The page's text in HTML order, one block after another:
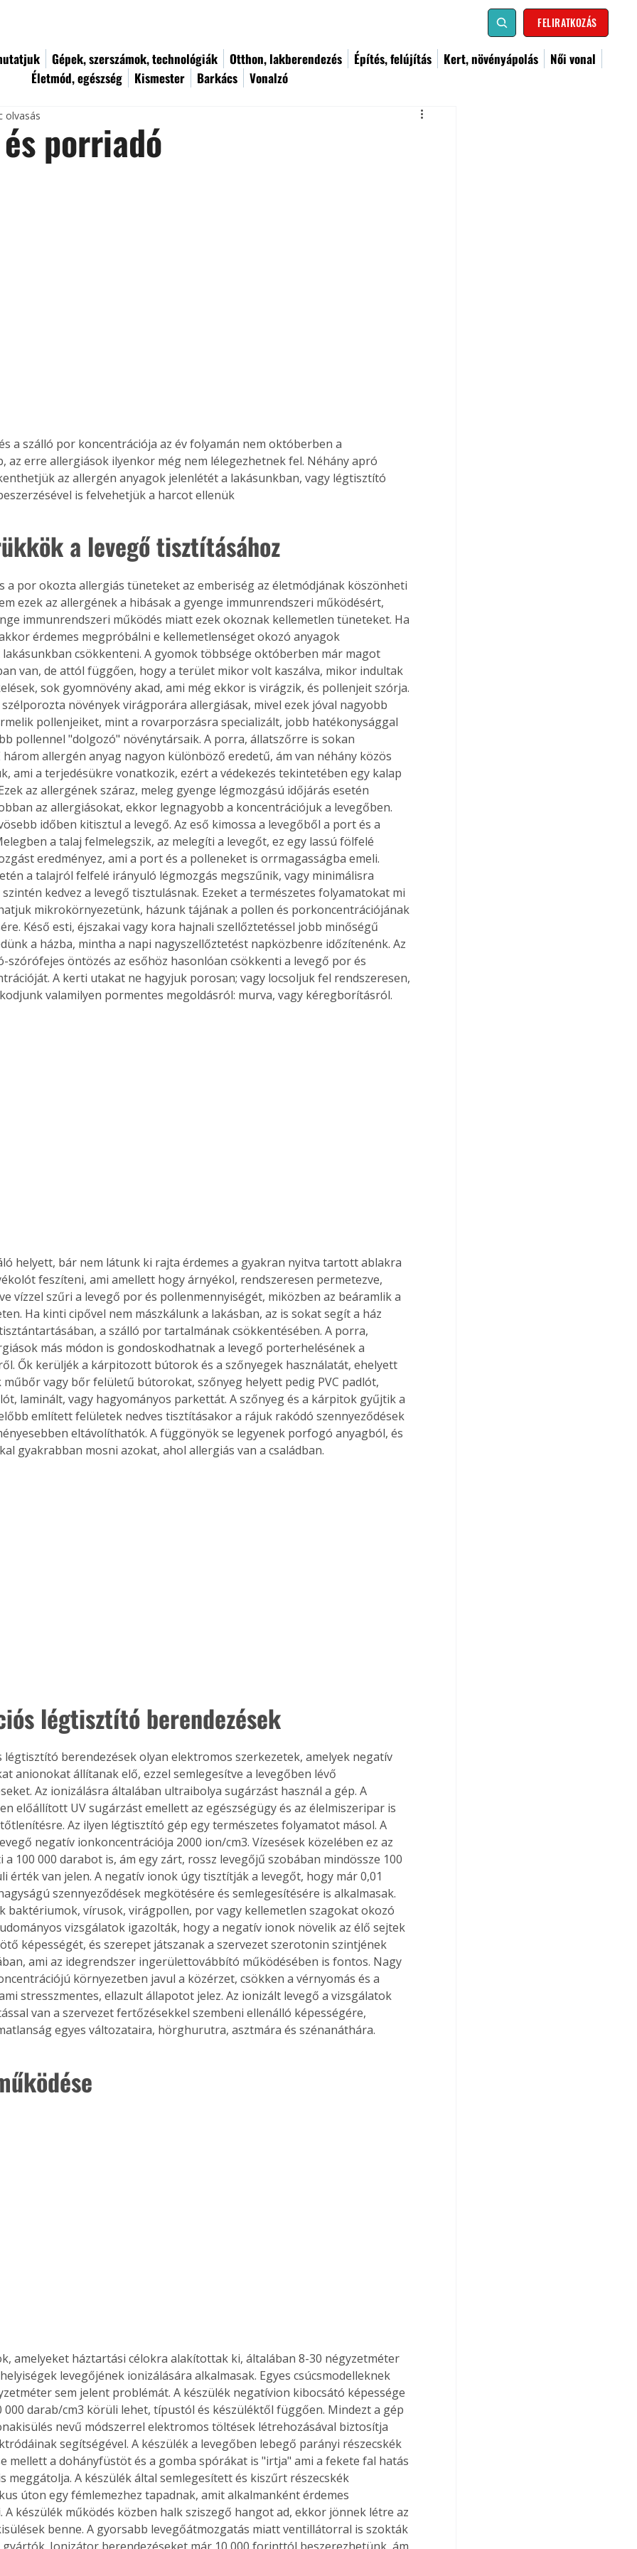
FELIRATKOZÁS
Gépek, szerszámok, technológiák Otthon, lakberendezés Építés, felújítás Kert, növényápolás
Női vonal
Életmód, egészség
Kismester Barkács Vonalzó
az
Old
új,
egyedi
Együtt jobban megéri!
Bővebb információ itt!
Együtt jobban megéri! A
könyvek tetszőleges
párosítással kedvezményes
áron, 0 Ft postaköltséggel
megrendelhetők!
Gyógyító növények: a
természet kincsei az
porriadó
olvasás
a szálló por koncentrációja az év folyamán nem októberben a
az erre allergiások ilyenkor még nem lélegezhetnek fel. Néhány apró
az allergén anyagok jelenlétét a lakásunkban, vagy légtisztító
is felvehetjük a harcot ellenük
a levegő tisztításához
ezek az allergének a hibásak a gyenge immunrendszeri működésért,
immunrendszeri működés miatt ezek okoznak kellemetlen tüneteket. Ha
érdemes megpróbálni e kellemetlenséget okozó anyagok
csökkenteni. A gyomok többsége októberben már magot
van, de attól függően, hogy a terület mikor volt kaszálva, mikor indultak
sok gyomnövény akad, ami még ekkor is virágzik, és pollenjeit szórja.
növények virágporára allergiásak, mivel ezek jóval nagyobb
pollenjeiket, mint a rovarporzásra specializált, jobb hatékonysággal
pollennel "dolgozó" növénytársaik. A porra, állatszőrre is sokan
három allergén anyag nagyon különböző eredetű, ám van néhány közös
ami a terjedésükre vonatkozik, ezért a védekezés tekintetében egy kalap
az allergének száraz, meleg gyenge légmozgású időjárás esetén
az allergiásokat, ekkor legnagyobb a koncentrációjuk a levegőben.
időben kitisztul a levegő. Az eső kimossa a levegőből a port és a
a talaj felmelegszik, az melegíti a levegőt, ez egy lassú fölfelé
eredményez, ami a port és a polleneket is orrmagasságba emeli.
a talajról felfelé irányuló légmozgás megszűnik, vagy minimálisra
kedvez a levegő tisztulásnak. Ezeket a természetes folyamatokat mi
mikrokörnyezetünk, házunk tájának a pollen és porkoncentrációjának
Késő esti, éjszakai vagy kora hajnali szellőztetéssel jobb minőségű
a házba, mintha a napi nagyszellőztetést napközbenre időzítenénk. Az
szórófejes öntözés az esőhöz hasonlóan csökkenti a levegő por és
A kerti utakat ne hagyjuk porosan; vagy locsoljuk fel rendszeresen,
valamilyen pormentes megoldásról: murva, vagy kéregborításról.
feszíteni, ami amellett hogy árnyékol, rendszeresen permetezve,
vízzel szűri a levegő por és pollenmennyiségét, miközben az beáramlik a
Ha kinti cipővel nem mászkálunk a lakásban, az is sokat segít a ház
a szálló por tartalmának csökkentésében. A porra,
más módon is gondoskodhatnak a levegő porterhelésének a
Ők kerüljék a kárpitozott bútorok és a szőnyegek használatát, ehelyett
műbőr vagy bőr felületű bútorokat, szőnyeg helyett pedig PVC padlót,
laminált, vagy hagyományos parkettát. A szőnyeg és a kárpitok gyűjtik a
említett felületek nedves tisztításakor a rájuk rakódó szennyeződések
eltávolíthatók. A függönyök se legyenek porfogó anyagból, és
gyakrabban mosni azokat, ahol allergiás van a családban.
anionokat állítanak elő, ezzel semlegesítve a levegőben lévő
Az ionizálásra általában ultraibolya sugárzást használ a gép. A
előállított UV sugárzást emellett az egészségügy és az élelmiszeripar is
Az ilyen légtisztító gép egy természetes folyamatot másol. A
negatív ionkoncentrációja 2000 ion/cm3. Vízesések közelében ez az
100 000 darabot is, ám egy zárt, rossz levegőjű szobában mindössze 100
érték van jelen. A negatív ionok úgy tisztítják a levegőt, hogy már 0,01
szennyeződések megkötésére és semlegesítésére is alkalmasak.
baktériumok, vírusok, virágpollen, por vagy kellemetlen szagokat okozó
vizsgálatok igazolták, hogy a negatív ionok növelik az élő sejtek
képességét, és szerepet játszanak a szervezet szerotonin szintjének
ami az idegrendszer ingerülettovábbító működésében is fontos. Nagy
környezetben javul a közérzet, csökken a vérnyomás és a
stresszmentes, ellazult állapotot jelez. Az ionizált levegő a vizsgálatok
van a szervezet fertőzésekkel szembeni ellenálló képességére,
egyes változataira, hörghurutra, asztmára és szénanáthára.
amelyeket háztartási célokra alakítottak ki, általában 8-30 négyzetméter
levegőjének ionizálására alkalmasak. Egyes csúcsmodelleknek
sem jelent problémát. A készülék negatívion kibocsátó képessége
000 darab/cm3 körüli lehet, típustól és készüléktől függően. Mindezt a gép
nevű módszerrel elektromos töltések létrehozásával biztosítja
segítségével. A készülék a levegőben lebegő parányi részecskék
mellett a dohányfüstöt és a gomba spórákat is "irtja" ami a fekete fal hatás
meggátolja. A készülék által semlegesített és kiszűrt részecskék
úton egy fémlemezhez tapadnak, amit alkalmanként érdemes
A készülék működés közben halk sziszegő hangot ad, ekkor jönnek létre az
benne. A gyorsabb levegőátmozgatás miatt ventillátorral is szokták